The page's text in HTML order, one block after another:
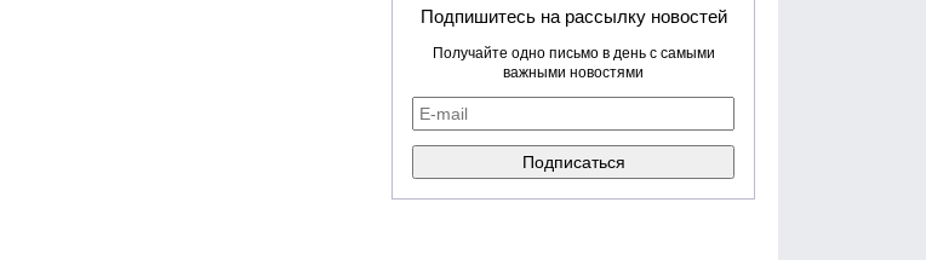
Подпишитесь на рассылку новостей
Получайте одно письмо в день с самыми
важными новостями